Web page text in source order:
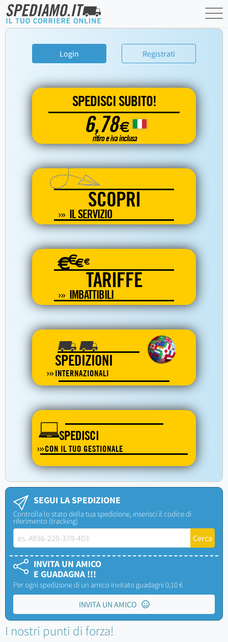
Login Registrati
SPEDISCI SUBITO!
6,78€
ritiro e iva inclusa
SCOPRI
IL SERVIZIO
€€€€
TARIFFE
IMBATTIBILI
SPEDIZIONI
INTERNAZIONALI
SPEDISCI
CON IL TUO GESTIONALE
SEGUI LA SPEDIZIONE
Controlla lo stato della tua spedizione, inserisci il codice di
riferimento (tracking)
INVITA UN AMICO
E GUADAGNA !!!
Per ogni spedizione di un amico invitato guadagni 0,10 €
INVITA UN AMICO
I nostri punti di forza!